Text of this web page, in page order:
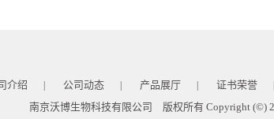
介绍 公司动态 产品展厅 证书荣誉
南京沃博生物科技有限公司 版权所有 Copyright (©)